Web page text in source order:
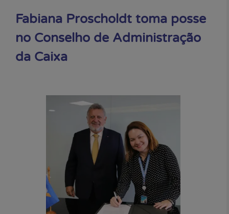
Fabiana Proscholdt toma posse
no Conselho de Administração
da Caixa